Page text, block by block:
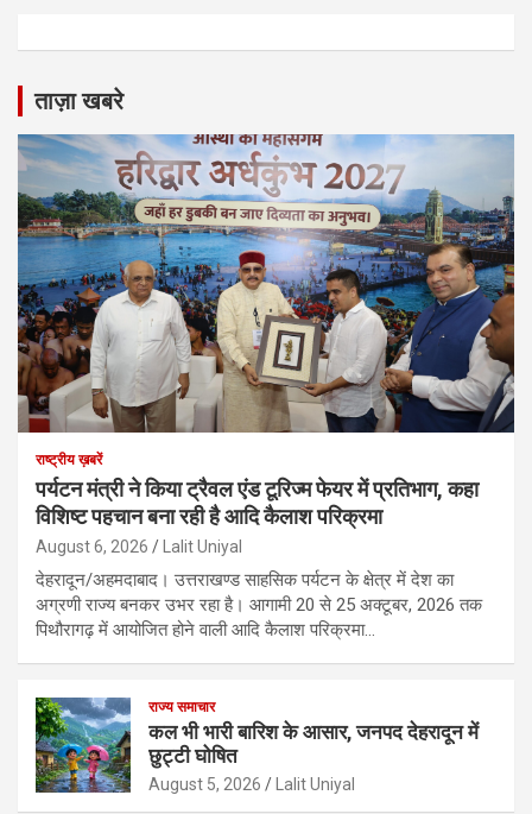
ताज़ा खबरे
राष्ट्रीय ख़बरें
पर्यटन मंत्री ने किया ट्रैवल एंड टूरिज्म फेयर में प्रतिभाग, कहा
विशिष्ट पहचान बना रही है आदि कैलाश परिक्रमा
August 6, 2026 Lalit Uniyal
देहरादून/अहमदाबाद। उत्तराखण्ड साहसिक पर्यटन के क्षेत्र में देश का
अग्रणी राज्य बनकर उभर रहा है। आगामी 20 से 25 अक्टूबर, 2026 तक
पिथौरागढ़ में आयोजित होने वाली आदि कैलाश परिक्रमा…
राज्य समाचार
कल भी भारी बारिश के आसार, जनपद देहरादून में
छुट्टी घोषित
August 5, 2026 Lalit Uniyal